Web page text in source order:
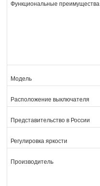
Функциональные преимущества
Модель
Расположение выключателя
Представительство в России
Регулировка яркости
Производитель